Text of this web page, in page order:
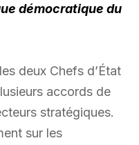
démocratique du
deux Chefs d’État
accords de
stratégiques.
sur les